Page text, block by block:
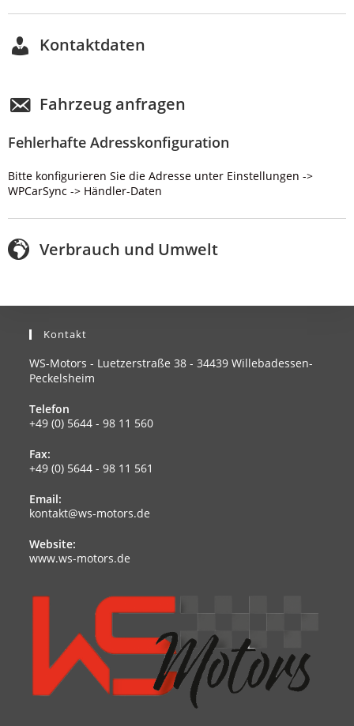
Kontaktdaten
Fahrzeug anfragen
Fehlerhafte Adresskonfiguration
Bitte konfigurieren Sie die Adresse unter Einstellungen ->
WPCarSync -> Händler-Daten
Verbrauch und Umwelt
Kontakt
WS-Motors - Luetzerstraße 38 - 34439 Willebadessen-
Peckelsheim
Telefon
+49 (0) 5644 - 98 11 560
Fax:
+49 (0) 5644 - 98 11 561
Email:
kontakt@ws-motors.de
Website:
www.ws-motors.de